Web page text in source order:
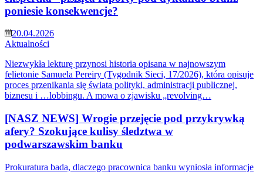
poniesie konsekwencje?
20.04.2026
Aktualności
Niezwykła lekturę przynosi historia opisana w najnowszym
felietonie Samuela Pereiry (Tygodnik Sieci, 17/2026), która opisuje
proces przenikania się świata polityki, administracji publicznej,
biznesu i …lobbingu. A mowa o zjawisku „revolving…
[NASZ NEWS] Wrogie przejęcie pod przykrywką
afery? Szokujące kulisy śledztwa w
podwarszawskim banku
Prokuratura bada, dlaczego pracownica banku wyniosła informacje